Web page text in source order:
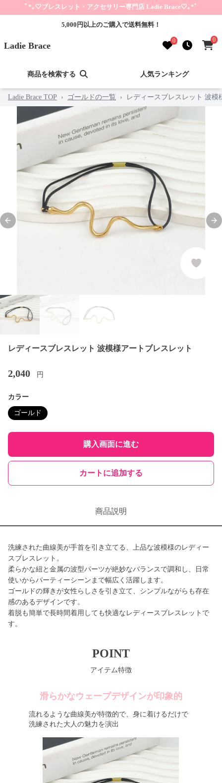
ﾟ*｡🤍ブレスレット・アクセサリー専門店 Ladie Brace🤍｡*ﾟ
5,000円以上のご購入で送料無料！
Ladie Brace 0 0
商品を検索する 人気ランキング
Ladie Brace TOP › ゴールドの一覧 › レディースブレスレット 波模
Previous slide
レディースブレスレット 波模様アートブレスレット
2,040 円
カラー
ゴールド
購入画面に進む
カートに追加する
商品説明
洗練された曲線美が手首を引き立てる、上品な波模様のレディー
スブレスレット。
柔らかな紐と金属の波型パーツが絶妙なバランスで調和し、日常
使いからパーティーシーンまで幅広く活躍します。
ゴールドの輝きが女性らしさを引き立て、シンプルながらも存在
感のあるデザインです。
着脱も簡単で長時間着用しても快適なレディースブレスレットで
す。
POINT
アイテム特徴
滑らかなウェーブデザインが印象的
流れるような曲線美が特徴的で、身に着けるだけで
洗練された大人の魅力を演出